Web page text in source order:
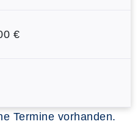
€
Termine vorhanden.